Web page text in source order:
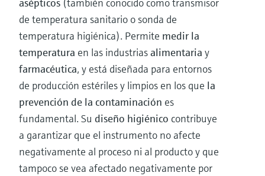
asépticos (también conocido como transmisor
de temperatura sanitario o sonda de
temperatura higiénica). Permite medir la
temperatura en las industriasalimentaria y
farmacéutica, y está diseñada para entornos
de producción estériles y limpios en los que la
prevención de la contaminación es
fundamental. Su diseño higiénico contribuye
a garantizar que el instrumento no afecte
negativamente al proceso ni al producto y que
tampoco se vea afectado negativamente por